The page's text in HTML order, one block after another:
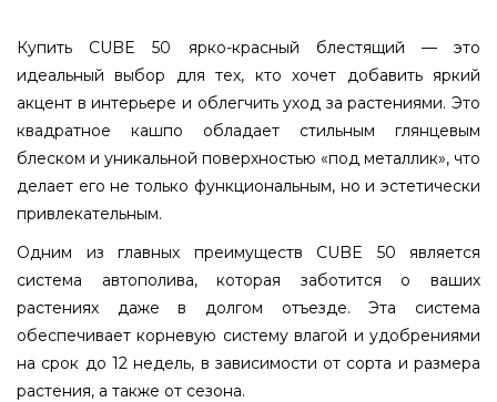
Купить CUBE 50 ярко-красный блестящий — это
идеальный выбор для тех, кто хочет добавить яркий
акцент в интерьере и облегчить уход за растениями. Это
квадратное кашпо обладает стильным глянцевым
блеском и уникальной поверхностью «под металлик», что
делает его не только функциональным, но и эстетически
привлекательным.
Одним из главных преимуществ CUBE 50 является
система автополива, которая заботится о ваших
растениях даже в долгом отъезде. Эта система
обеспечивает корневую систему влагой и удобрениями
на срок до 12 недель, в зависимости от сорта и размера
растения, а также от сезона.